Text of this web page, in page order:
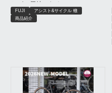
とが、価値になる。
FUJI
アシスト&サイクル 轍
商品紹介